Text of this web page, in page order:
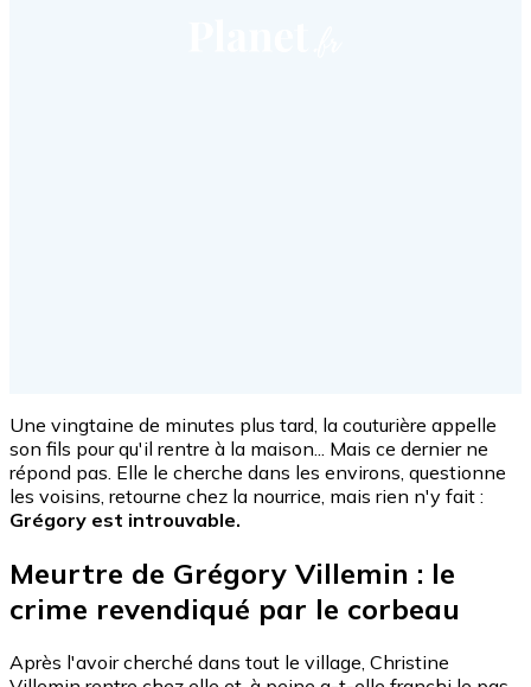
Une vingtaine de minutes plus tard, la couturière appelle
son fils pour qu'il rentre à la maison... Mais ce dernier ne
répond pas. Elle le cherche dans les environs, questionne
les voisins, retourne chez la nourrice, mais rien n'y fait :
Grégory est introuvable.
Meurtre de Grégory Villemin : le
crime revendiqué par le corbeau
Après l'avoir cherché dans tout le village, Christine